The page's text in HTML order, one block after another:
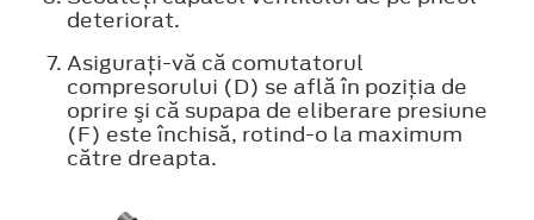
deteriorat.
Asiguraţi-vă că comutatorul
compresorului (D) se află în poziţia de
oprire şi că supapa de eliberare presiune
(F) este închisă, rotind-o la maximum
către dreapta.